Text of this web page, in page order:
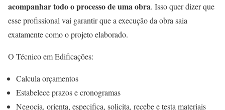
acompanhartodo o processo de uma obra. Isso quer dizer que
esse profissional vai garantir que a execução da obra saia
exatamente como o projeto elaborado.
O Técnico em Edificações:
Calcula orçamentos
Estabelece prazos e cronogramas
Negocia, orienta, especifica, solicita, recebe e testa materiais